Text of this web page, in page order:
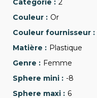
2
Or
Plastique
Femme
-8
6